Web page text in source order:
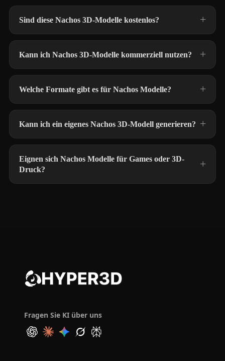
Sind diese Nachos 3D-Modelle kostenlos?
Kann ich Nachos 3D-Modelle kommerziell nutzen?
Welche Formate gibt es für Nachos Modelle?
Kann ich ein eigenes Nachos 3D-Modell generieren?
Eignen sich Nachos Modelle für Games oder 3D-
Druck?
Fragen Sie KI über uns